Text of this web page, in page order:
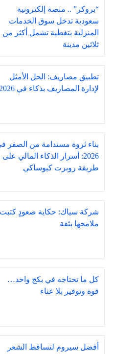
“بروكر” .. منصة إلكترونية
سعودية تدخل سوق الخدمات
المنزلية بتغطية تشمل أكثر من
ثلاثين مدينة
تطبيق مصاريف: الحل الأمثل
لإدارة المصاريف بذكاء في 2026
بناء ثروة مستدامة من الصفر
2026: أسرار الذكاء المالي على
طريقة روبرت كيوساكي
شركة سياك: حكاية صعودٍ كتبت
ملامحها بثقة
كل ما تحتاجه في بكج واحد…
قوة وتوفير بلا عناء
أفضل سيروم لتساقط الشعر